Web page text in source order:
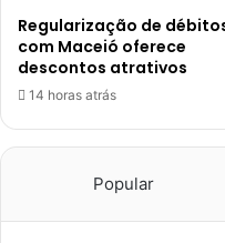
Regularização de
com Maceió oferece
descontos atrativos
14 horas atrás
Popular